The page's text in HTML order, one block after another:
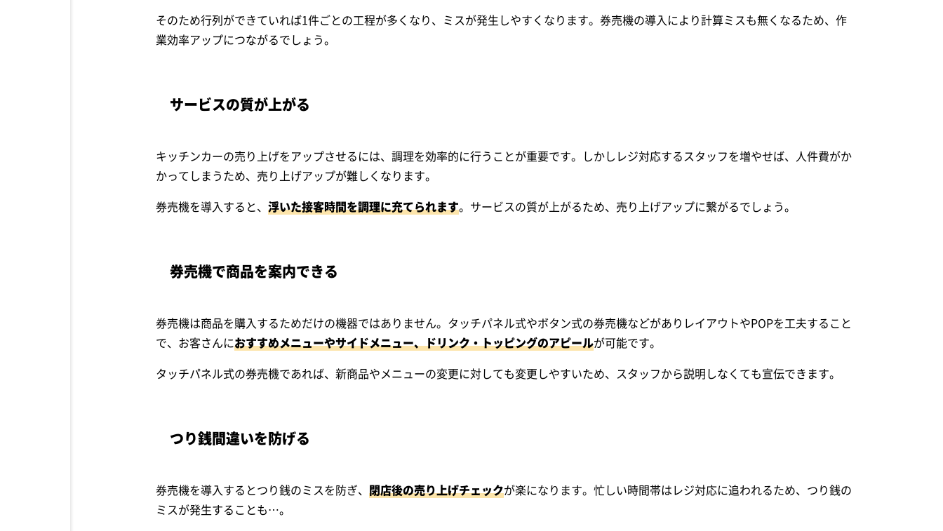
そのため行列ができていれば1件ごとの工程が多くなり、ミスが発生しやすくなります。券売機の導入により計算ミスも無くなるため、作
業効率アップにつながるでしょう。
サービスの質が上がる
キッチンカーの売り上げをアップさせるには、調理を効率的に行うことが重要です。しかしレジ対応するスタッフを増やせば、人件費がか
かってしまうため、売り上げアップが難しくなります。
券売機を導入すると、 浮いた接客時間を調理に充てられます。サービスの質が上がるため、売り上げアップに繋がるでしょう。
券売機で商品を案内できる
券売機は商品を購入するためだけの機器ではありません。タッチパネル式やボタン式の券売機などがありレイアウトやPOPを工夫すること
で、お客さんにおすすめメニューやサイドメニュー、ドリンク・トッピングのアピールが可能です。
タッチパネル式の券売機であれば、新商品やメニューの変更に対しても変更しやすいため、スタッフから説明しなくても宣伝できます。
つり銭間違いを防げる
券売機を導入するとつり銭のミスを防ぎ、 閉店後の売り上げチェックが楽になります。忙しい時間帯はレジ対応に追われるため、つり銭の
ミスが発生することも…。